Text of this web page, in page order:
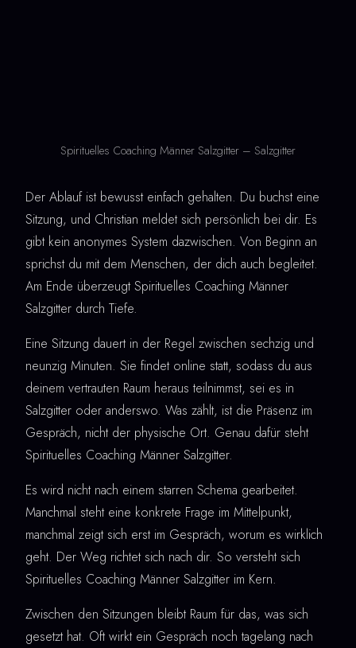
Spirituelles Coaching Männer Salzgitter – Salzgitter
Der Ablauf ist bewusst einfach gehalten. Du buchst eine
Sitzung, und Christian meldet sich persönlich bei dir. Es
gibt kein anonymes System dazwischen. Von Beginn an
sprichst du mit dem Menschen, der dich auch begleitet.
Am Ende überzeugt Spirituelles Coaching Männer
Salzgitter durch Tiefe.
Eine Sitzung dauert in der Regel zwischen sechzig und
neunzig Minuten. Sie findet online statt, sodass du aus
deinem vertrauten Raum heraus teilnimmst, sei es in
Salzgitter oder anderswo. Was zählt, ist die Präsenz im
Gespräch, nicht der physische Ort. Genau dafür steht
Spirituelles Coaching Männer Salzgitter.
Es wird nicht nach einem starren Schema gearbeitet.
Manchmal steht eine konkrete Frage im Mittelpunkt,
manchmal zeigt sich erst im Gespräch, worum es wirklich
geht. Der Weg richtet sich nach dir. So versteht sich
Spirituelles Coaching Männer Salzgitter im Kern.
Zwischen den Sitzungen bleibt Raum für das, was sich
gesetzt hat. Oft wirkt ein Gespräch noch tagelang nach